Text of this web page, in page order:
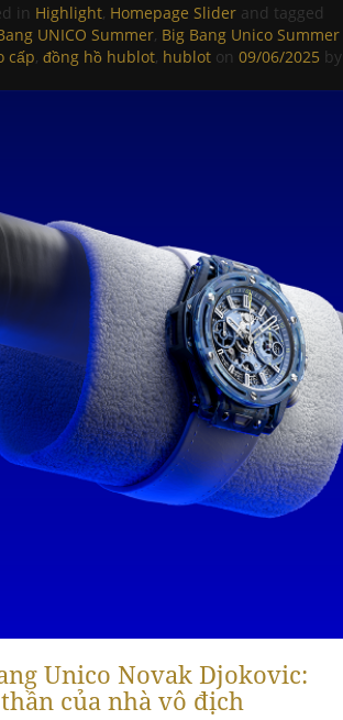
in Highlight, Homepage Slider and tagged
UNICO Summer, Big Bang Unico Summer
cấp, đồng hồ hublot, hublot on 09/06/2025 by
Unico Novak Djokovic:
của nhà vô địch